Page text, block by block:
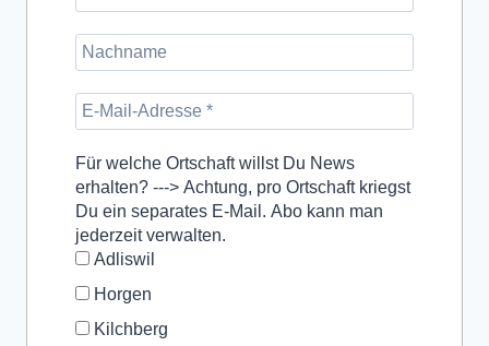
Für welche Ortschaft willst Du News
erhalten? ---> Achtung, pro Ortschaft kriegst
Du ein separates E-Mail. Abo kann man
jederzeit verwalten.
Adliswil
Horgen
Kilchberg